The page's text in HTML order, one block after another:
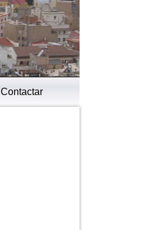
Contactar